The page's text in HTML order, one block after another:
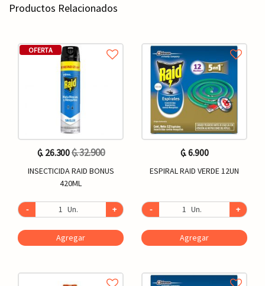
Productos Relacionados
OFERTA
₲. 26.300₲. 32.900
INSECTICIDA RAID BONUS
420ML
- Un. +
Agregar
₲. 6.900
ESPIRAL RAID VERDE 12UN
- Un. +
Agregar